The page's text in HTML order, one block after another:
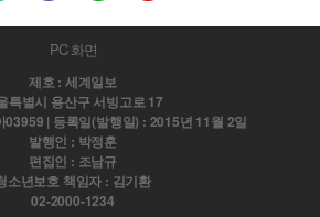
PC 화면
제호 : 세계일보
특별시 용산구 서빙고로 17
03959 | 등록일(발행일) : 2015년 11월 2일
발행인 : 박정훈
편집인 : 조남규
소년보호 책임자 : 김기환
02-2000-1234